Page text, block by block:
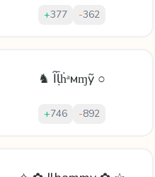
+377 -362
♞ Ȋḹḣᵃмɱỹ ○
+746 -892